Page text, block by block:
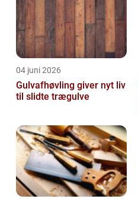
04 juni 2026
Gulvafhøvling giver nyt liv
til slidte trægulve